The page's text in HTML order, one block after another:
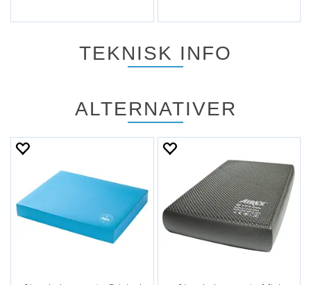
TEKNISK INFO
ALTERNATIVER